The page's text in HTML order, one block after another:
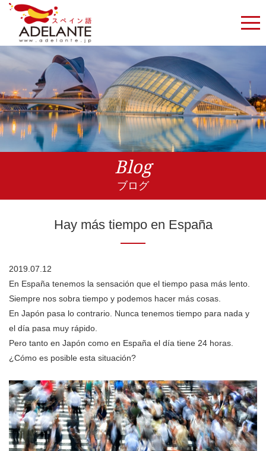
Blog
ブログ
Hay más tiempo en España
2019.07.12
En España tenemos la sensación que el tiempo pasa más lento.
Siempre nos sobra tiempo y podemos hacer más cosas.
En Japón pasa lo contrario. Nunca tenemos tiempo para nada y
el día pasa muy rápido.
Pero tanto en Japón como en España el día tiene 24 horas.
¿Cómo es posible esta situación?